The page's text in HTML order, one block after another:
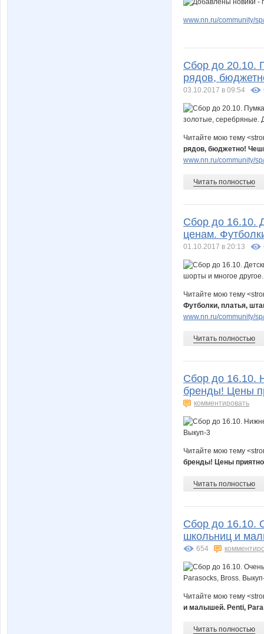
www.nn.ru/community/
Сбор до 20.10.
рядов,
03.10.2017 в 09:54
Читайте мою тему
рядов, бюджетно!
www.nn.ru/community/
Читать полностью
Сбор до 16.10.
ценам.
01.10.2017 в 20:13
Читайте мою тему
Футболки, платья,
www.nn.ru/community/
Читать полностью
Сбор до 16.10.
бренды! Цены
комментировать
Читайте мою тему
бренды! Цены
Читать полностью
Сбор до 16.10.
школьниц и
654
Читайте мою тему
и малышей. Penti,
Читать полностью